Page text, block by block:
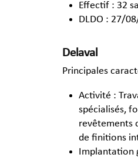
Effectif : 32
DLDO : 27/
Delaval
Principales
Activité :
spécialisés,
revêtements
de finitions
Implantation